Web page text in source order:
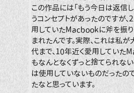
この作品には「もう今日は返信し
うコンセプトがあったのですが、
用していたMacbookに斧を振り
まれたんです。実際、これは私
代まで、10年近く愛用していた
もなんとなくずっと捨てられな
は使用していないものだったの
たなと思っています。